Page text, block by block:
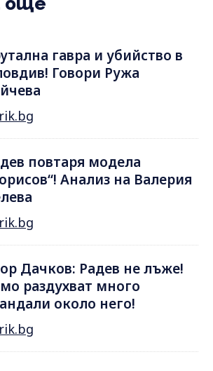
гавра и убийство в
Говори Ружа
повтаря модела
Анализ на Валерия
Дачков: Радев не лъже!
раздухват много
около него!